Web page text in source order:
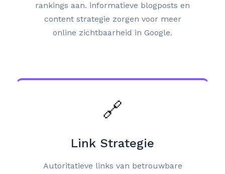
rankings aan. informatieve blogposts en
content strategie zorgen voor meer
online zichtbaarheid in Google.
🔗
Link Strategie
Autoritatieve links van betrouwbare